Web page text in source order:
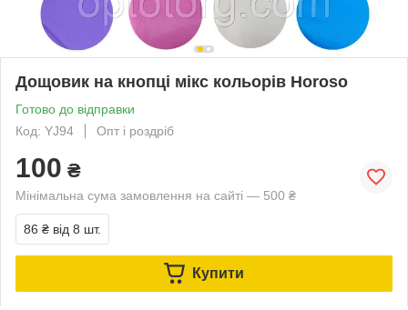
Дощовик на кнопці мікс кольорів Horoso
Готово до відправки
Код: YJ94
Опт і роздріб
100 ₴
Мінімальна сума замовлення на сайті — 500 ₴
86 ₴ від 8 шт.
Купити